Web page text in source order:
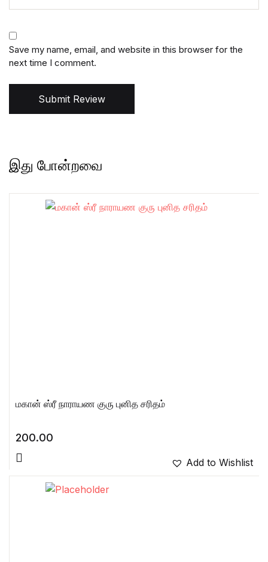
Save my name, email, and website in this browser for the
next time I comment.
Submit Review
இது போன்றவை
மகான் ஸ்ரீ நாராயண குரு புனித சரிதம்
200.00
Add to Wishlist